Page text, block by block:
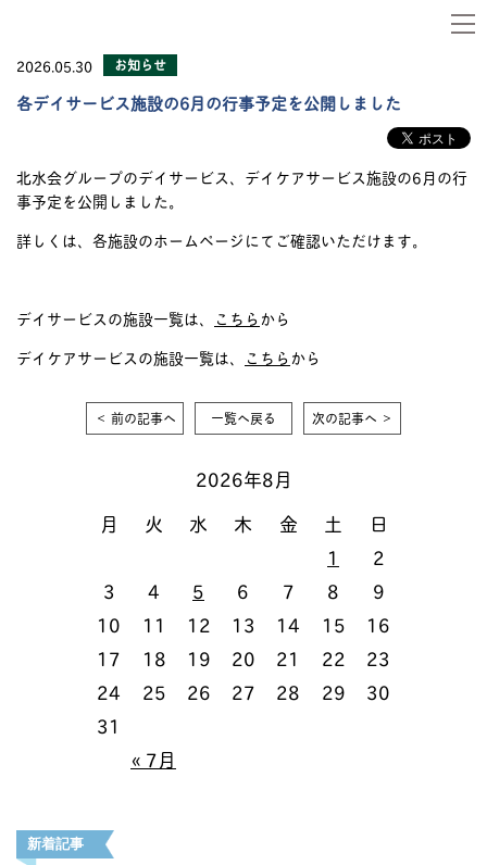
2026.05.30 お知らせ
各デイサービス施設の6月の行事予定を公開しました
北水会グループのデイサービス、デイケアサービス施設の6月の行
事予定を公開しました。
詳しくは、各施設のホームページにてご確認いただけます。
デイサービスの施設一覧は、 こちら から
デイケアサービスの施設一覧は、
こちら から
＜ 前の記事へ 一覧へ戻る 次の記事へ ＞
2026年8月
月
火 水 木 金 土 日
« 7月
1
2
3
4 5 6 7 8
9
10
11 12 13 14 15
16
17
18 19 20 21 22
23
24
25 26 27 28 29
30
31
新着記事